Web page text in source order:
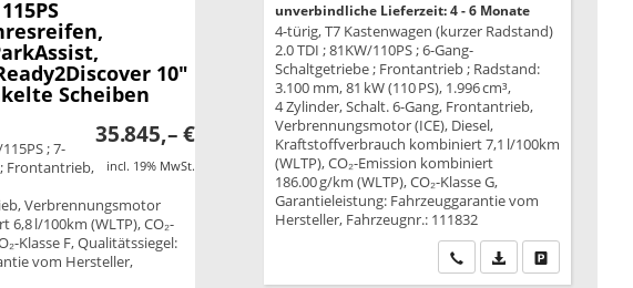
10"
Scheiben
35.845,– €
incl. 19% MwSt.
; 7-
; Frontantrieb,
Verbrennungsmotor
l/100km (WLTP), CO₂-
Klasse F, Qualitätssiegel:
vom Hersteller,
unverbindliche Lieferzeit: 4 - 6 Monate
4-türig, T7 Kastenwagen (kurzer Radstand)
2.0 TDI ; 81KW/110PS ; 6-Gang-
Schaltgetriebe ; Frontantrieb ; Radstand:
3.100 mm, 81 kW (110 PS), 1.996 cm³,
4 Zylinder, Schalt. 6-Gang, Frontantrieb,
Verbrennungsmotor (ICE), Diesel,
Kraftstoffverbrauch kombiniert 7,1 l/100km
(WLTP), CO₂-Emission kombiniert
186.00 g/km (WLTP), CO₂-Klasse G,
Garantieleistung: Fahrzeuggarantie vom
Hersteller, Fahrzeugnr.: 111832
Wir rufen Sie an
PDF-Datei,Drucken,